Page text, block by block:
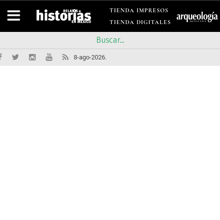
TIENDA IMPRESOS
TIENDA DIGITALES
8-ago-2026.